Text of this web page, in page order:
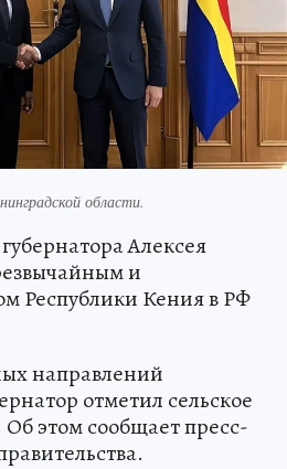
области.
Алексея
и
Республики Кения в РФ
направлений
отметил сельское
Об этом сообщает пресс-